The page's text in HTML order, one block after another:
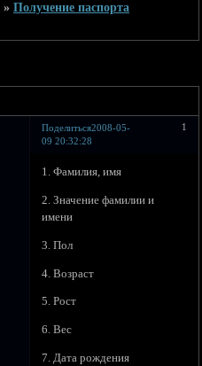
»Получение паспорта
Поделиться 1
2008-05-
09 20:32:28
1. Фамилия, имя
2. Значение фамилии и
имени
3. Пол
4. Возраст
5. Рост
6. Вес
7. Дата рождения